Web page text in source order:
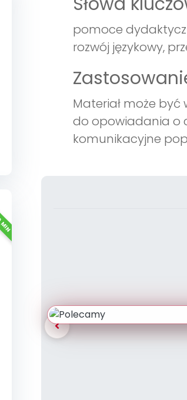
pomoce
rozwój językowy,
Materiał może
do opowiadania o
komunikacyjne